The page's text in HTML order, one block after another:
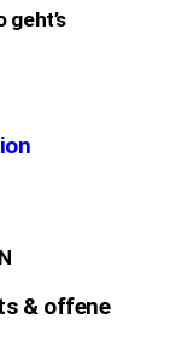
geht’s
& offene